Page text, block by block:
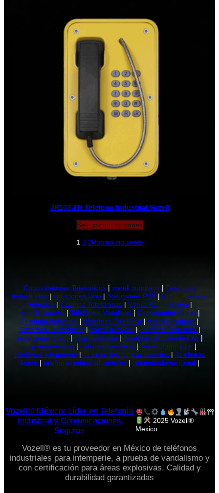
JR103-FK Telefono Industrial Vozell
Seleccionar opciones
1 2 3Página siguiente
Conmutadores Telefonicos | vozell.company | Telefonos
Industriales| soluciones Voip| Soluciones PBX| Conmutadores
Virtuales| Cabinas Telefonicas| Virtual Conmutador|
vozell.systems| Telefonos Metalicos| Conmutador Cloud |
Telefono Industrial| Sistemas Telefonia| vozell.solutions|
Sistemas Telefonicos| vozell.network| Telefono-industrial |
vozell.equipment | Voip Telefonia | Telefonos Antivandalicos |
voip empresarial| cabinas.company| voip-conmutador|
telefonos intemperie | cabinas-telefonicas.com.mx | Telefonos
Acero | telefonia-industrial.com.mx | conmutadores.cloud |
Vozell® México: Líder en Telefonía
Industrial y Comunicaciones
Seguras
2025 Vozell®
Mexico
Vozell® es tu proveedor en México de teléfonos
industriales para intemperie, a prueba de vandalismo y
con certificación para áreas explosivas. Calidad y
durabilidad garantizadas